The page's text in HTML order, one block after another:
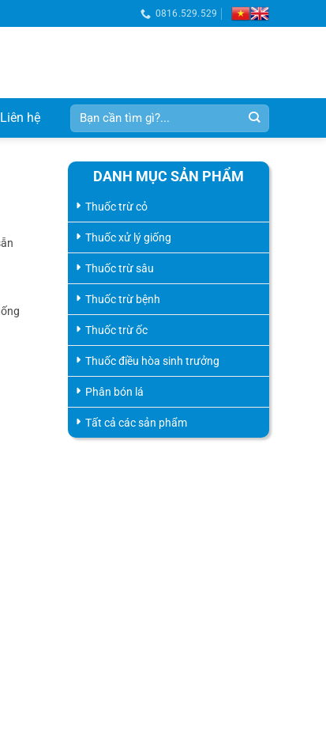
0816.529.529
Liên hệ
Tìm
kiếm:
DANH MỤC SẢN PHẨM
Thuốc trừ cỏ
Thuốc xử lý giống
Thuốc trừ sâu
Thuốc trừ bệnh
Thuốc trừ ốc
Thuốc điều hòa sinh trưởng
Phân bón lá
Tất cả các sản phẩm